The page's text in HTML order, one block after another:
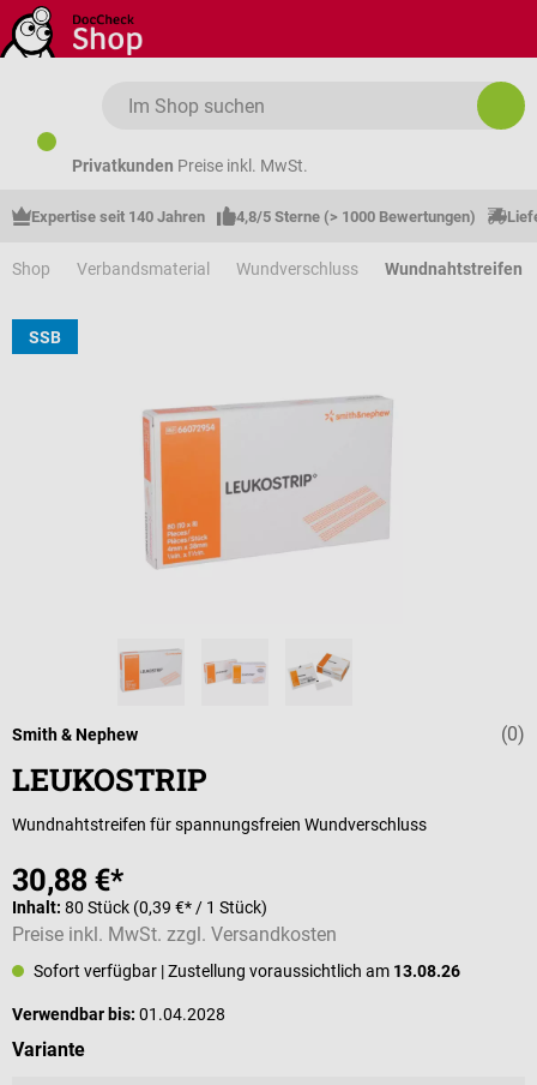
Zum Hauptinhalt springen
Privatkunden Preise inkl. MwSt.
Expertise seit 140 Jahren 4,8/5 Sterne (> 1000 Bewertungen)
Shop Verbandsmaterial Wundverschluss Wundnahtstreifen
SSB
(0)
Smith & Nephew
LEUKOSTRIP
Wundnahtstreifen für spannungsfreien Wundverschluss
30,88 €*
Inhalt: 80 Stück (0,39 €* / 1 Stück)
Preise inkl. MwSt. zzgl. Versandkosten
Sofort verfügbar | Zustellung voraussichtlich am 13.08.26
Verwendbar bis: 01.04.2028
Varianteauswählen